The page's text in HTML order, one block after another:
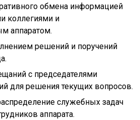
обмена информацией
коллегиями и
аппаратом.
решений и поручений
с председателями
для решения текущих вопросов.
служебных задач
аппарата.